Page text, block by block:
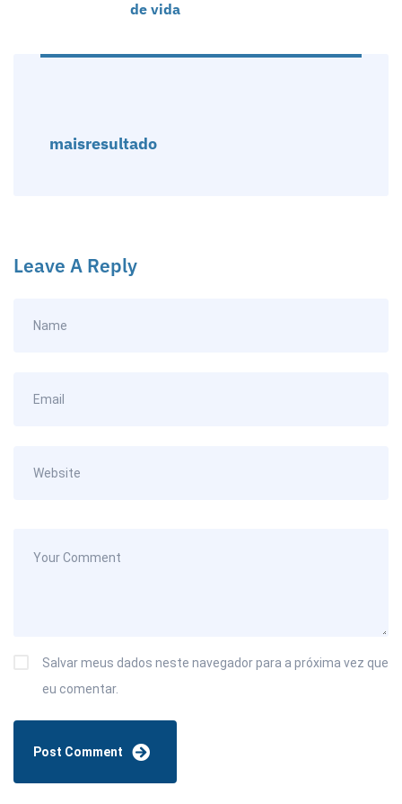
de vida
maisresultado
Leave A Reply
Salvar meus dados neste navegador para a próxima vez que
eu comentar.